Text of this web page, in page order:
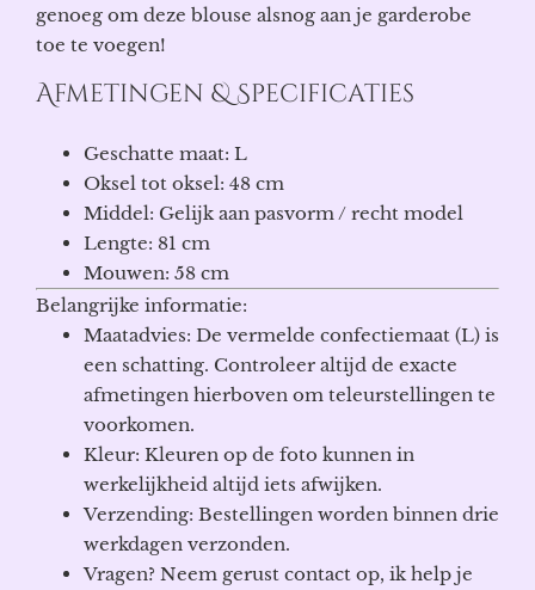
genoeg om deze blouse alsnog aan je garderobe
toe te voegen!
Afmetingen & Specificaties
Geschatte maat: L
Oksel tot oksel: 48 cm
Middel: Gelijk aan pasvorm / recht model
Lengte: 81 cm
Mouwen: 58 cm
Belangrijke informatie:
Maatadvies: De vermelde confectiemaat (L) is
een schatting. Controleer altijd de exacte
afmetingen hierboven om teleurstellingen te
voorkomen.
Kleur: Kleuren op de foto kunnen in
werkelijkheid altijd iets afwijken.
Verzending: Bestellingen worden binnen drie
werkdagen verzonden.
Vragen? Neem gerust contact op, ik help je